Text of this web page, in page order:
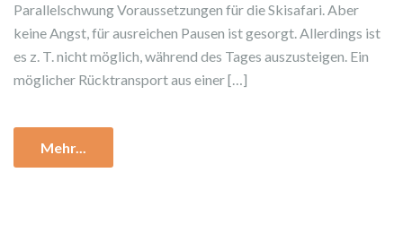
Parallelschwung Voraussetzungen für die Skisafari. Aber
keine Angst, für ausreichen Pausen ist gesorgt. Allerdings ist
es z. T. nicht möglich, während des Tages auszusteigen. Ein
möglicher Rücktransport aus einer […]
Mehr...